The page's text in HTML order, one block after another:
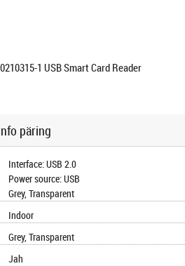
1 USB Smart Card Reader
päring
Interface: USB 2.0
Power source: USB
Grey, Transparent
Indoor
Grey, Transparent
Jah